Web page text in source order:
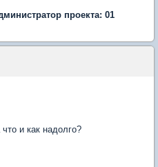
проекта: 01
и как надолго?